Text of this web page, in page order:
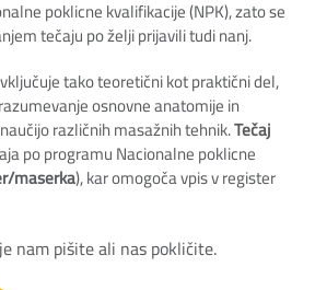
poklicne kvalifikacije (NPK), zato se
tečaju po želji prijavili tudi nanj.
tako teoretični kot praktični del,
osnovne anatomije in
različnih masažnih tehnik.Tečaj
po programu Nacionalne poklicne
maserka), kar omogoča vpis v register
nam pišite ali nas pokličite.